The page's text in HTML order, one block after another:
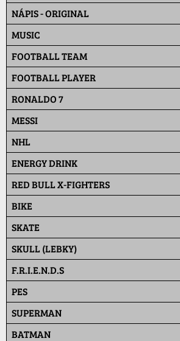
NÁPIS - ORIGINAL
MUSIC
FOOTBALL TEAM
FOOTBALL PLAYER
RONALDO 7
MESSI
NHL
ENERGY DRINK
RED BULL X-FIGHTERS
BIKE
SKATE
SKULL (LEBKY)
F.R.I.E.N.D.S
PES
SUPERMAN
BATMAN